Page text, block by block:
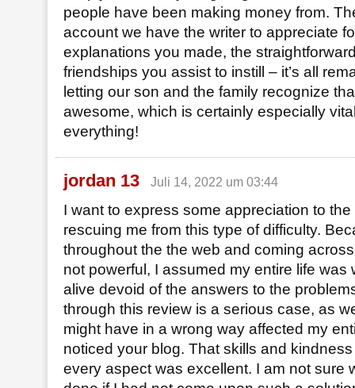
people have been making money from.
account we have the writer to appreciate
explanations you made, the
friendships you assist to instill – it’s all
letting our son and the family recognize
awesome, which is certainly especially
everything!
jordan 13 Juli 14, 2022 um 03:44
I want to express some appreciation to the
rescuing me from this type of difficulty.
throughout the the web and coming
not powerful, I assumed my entire life was
alive devoid of the answers to the
through this review is a serious case, as
might have in a wrong way affected my
noticed your blog. That skills and
every aspect was excellent. I am not sure